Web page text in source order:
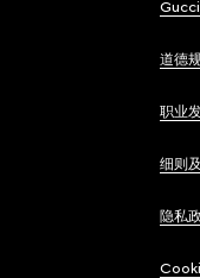
道德
职业
细则
隐私